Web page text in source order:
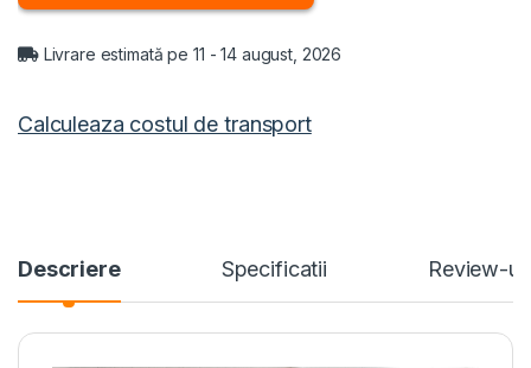
Livrare estimată pe 11 - 14 august, 2026
Calculeaza costul de transport
Descriere Specificatii Review-uri